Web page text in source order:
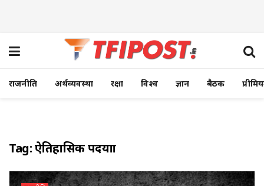
राजनीति अर्थव्यवस्था रक्षा विश्व ज्ञान बैठक
Tag:ऐतिहासिक पदयात्रा